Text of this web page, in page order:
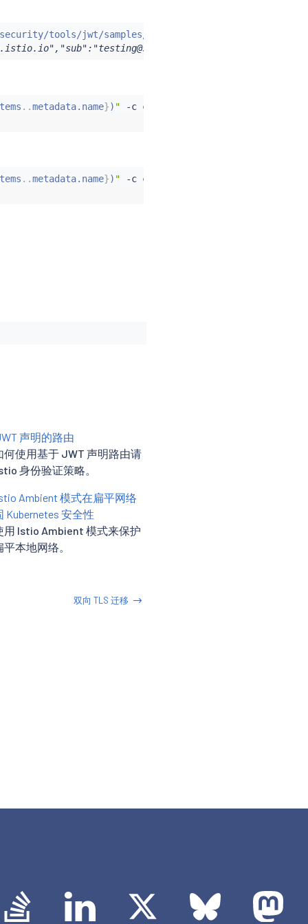
tools/jwt/samples/demo.jwt -s
..metadata.name}) " -c curl
..metadata.name}) " -c curl
声明的路由
何使用基于 JWT 声明路由请
身份验证策略。
Ambient 模式在扁平网络
Kubernetes 安全性
用 Istio Ambient 模式来保护
本地网络。
双向 TLS 迁移